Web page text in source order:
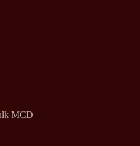
MCD